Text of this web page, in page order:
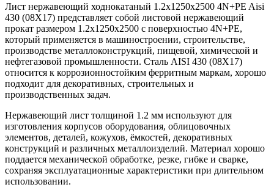
Лист нержавеющий ходнокатаный 1.2х1250х2500 4N+PE Aisi
430 (08Х17) представляет собой листовой нержавеющий
прокат размером 1.2х1250х2500 с поверхностью 4N+PE,
который применяется в машиностроении, строительстве,
производстве металлоконструкций, пищевой, химической и
нефтегазовой промышленности. Сталь AISI 430 (08Х17)
относится к коррозионностойким ферритным маркам, хорошо
подходит для декоративных, строительных и
производственных задач.
Нержавеющий лист толщиной 1.2 мм используют для
изготовления корпусов оборудования, облицовочных
элементов, деталей, кожухов, ёмкостей, декоративных
конструкций и различных металлоизделий. Материал хорошо
поддается механической обработке, резке, гибке и сварке,
сохраняя эксплуатационные характеристики при длительном
использовании.